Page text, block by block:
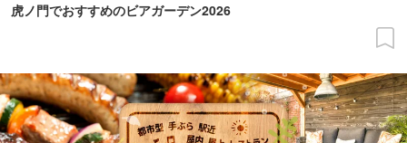
虎ノ門でおすすめのビアガーデン2026